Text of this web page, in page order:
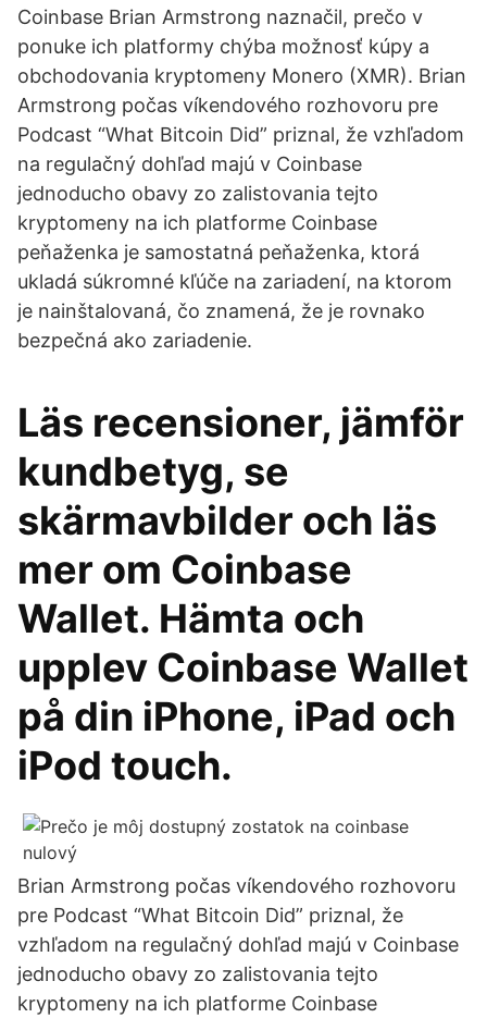
Coinbase Brian Armstrong naznačil, prečo v
ponuke ich platformy chýba možnosť kúpy a
obchodovania kryptomeny Monero (XMR). Brian
Armstrong počas víkendového rozhovoru pre
Podcast “What Bitcoin Did” priznal, že vzhľadom
na regulačný dohľad majú v Coinbase
jednoducho obavy zo zalistovania tejto
kryptomeny na ich platforme Coinbase
peňaženka je samostatná peňaženka, ktorá
ukladá súkromné kľúče na zariadení, na ktorom
je nainštalovaná, čo znamená, že je rovnako
bezpečná ako zariadenie.
Läs recensioner, jämför
kundbetyg, se
skärmavbilder och läs
mer om Coinbase
Wallet. Hämta och
upplev Coinbase Wallet
på din iPhone, iPad och
iPod touch.
Brian Armstrong počas víkendového rozhovoru
pre Podcast “What Bitcoin Did” priznal, že
vzhľadom na regulačný dohľad majú v Coinbase
jednoducho obavy zo zalistovania tejto
kryptomeny na ich platforme Coinbase